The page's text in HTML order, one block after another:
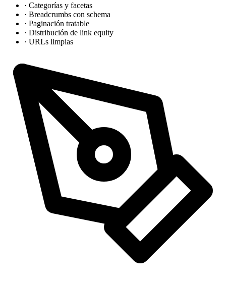
· Categorías y facetas
· Breadcrumbs con schema
· Paginación tratable
· Distribución de link equity
· URLs limpias